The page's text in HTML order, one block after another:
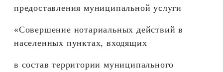
предоставления муниципальной услуги
«Совершение нотариальных действий в
населенных пунктах, входящих
в состав территории муниципального